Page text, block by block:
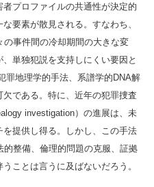
プロファイルの共通性が決定的
要素が散見される。すなわち、
事件間の冷却期間の大きな変
単独犯説を支持しにくい要因と
罪地理学的手法、系譜学的DNA解
である。特に、近年の犯罪捜査
investigation）の進展は、未
提供し得る。しかし、この手法
整備、倫理的問題の克服、証拠
ことは言うに及ばないだろう。